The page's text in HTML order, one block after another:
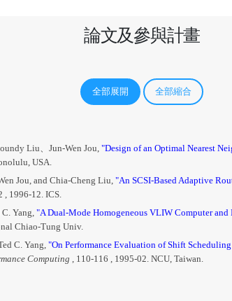
論文及參與計畫
全部展開 全部縮合
Liu、 Jun-Wen Jou, "Design of an Optimal Nearest
USA.
Jou, and Chia-Cheng Liu,"An SCSI-Based Adaptive
, 1996-12. ICS.
C. Yang, "A Dual-Mode Homogeneous VLIW Computer and
Chiao-Tung Univ.
C. Yang, "On Performance Evaluation of Shift
Computing , 110-116 , 1995-02. NCU, Taiwan.